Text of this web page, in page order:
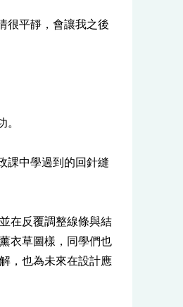
很平靜，會讓我之後
課中學過到的回針縫
在反覆調整線條與結
衣草圖樣，同學們也
，也為未來在設計應